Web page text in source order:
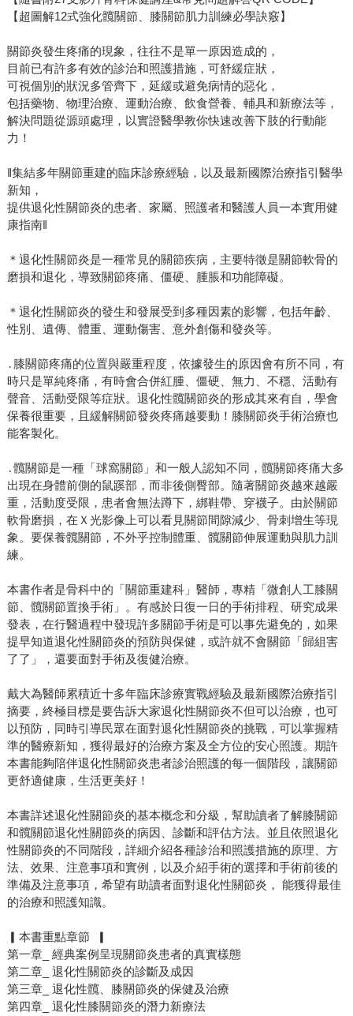
【超圖解12式強化髖關節、膝關節肌力訓練必學訣竅】
關節炎發生疼痛的現象，往往不是單一原因造成的，
目前已有許多有效的診治和照護措施，可舒緩症狀，
可視個別的狀況多管齊下，延緩或避免病情的惡化，
包括藥物、物理治療、運動治療、飲食營養、輔具和新療法等，
解決問題從源頭處理，以實證醫學教你快速改善下肢的行動能
力！
‖集結多年關節重建的臨床診療經驗，以及最新國際治療指引醫學
新知，
提供退化性關節炎的患者、家屬、照護者和醫護人員一本實用健
康指南‖
＊退化性關節炎是一種常見的關節疾病，主要特徵是關節軟骨的
磨損和退化，導致關節疼痛、僵硬、腫脹和功能障礙。
＊退化性關節炎的發生和發展受到多種因素的影響，包括年齡、
性別、遺傳、體重、運動傷害、意外創傷和發炎等。
․膝關節疼痛的位置與嚴重程度，依據發生的原因會有所不同，有
時只是單純疼痛，有時會合併紅腫、僵硬、無力、不穩、活動有
聲音、活動受限等症狀。退化性髖關節炎的形成其來有自，學會
保養很重要，且緩解關節發炎疼痛越要動！膝關節炎手術治療也
能客製化。
․髖關節是一種「球窩關節」和一般人認知不同，髖關節疼痛大多
出現在身體前側的鼠蹊部，而非後側臀部。隨著關節炎越來越嚴
重，活動度受限，患者會無法蹲下，綁鞋帶、穿襪子。由於關節
軟骨磨損，在Ｘ光影像上可以看見關節間隙減少、骨刺增生等現
象。要保養髖關節，不外乎控制體重、髖關節伸展運動與肌力訓
練。
本書作者是骨科中的「關節重建科」醫師，專精「微創人工膝關
節、髖關節置換手術」。有感於日復一日的手術排程、研究成果
發表，在行醫過程中發現許多關節手術是可以事先避免的，如果
提早知道退化性關節炎的預防與保健，或許就不會關節「歸組害
了了」，還要面對手術及復健治療。
戴大為醫師累積近十多年臨床診療實戰經驗及最新國際治療指引
摘要，終極目標是要告訴大家退化性關節炎不但可以治療，也可
以預防，同時引導民眾在面對退化性關節炎的挑戰，可以掌握精
準的醫療新知，獲得最好的治療方案及全方位的安心照護。期許
本書能夠陪伴退化性關節炎患者診治照護的每一個階段，讓關節
更舒適健康，生活更美好！
本書詳述退化性關節炎的基本概念和分級，幫助讀者了解膝關節
和髖關節退化性關節炎的病因、診斷和評估方法。並且依照退化
性關節炎的不同階段，詳細介紹各種診治和照護措施的原理、方
法、效果、注意事項和實例，以及介紹手術的選擇和手術前後的
準備及注意事項，希望有助讀者面對退化性關節炎， 能獲得最佳
的治療和照護知識。
▎本書重點章節 ▎
第一章_ 經典案例呈現關節炎患者的真實樣態
第二章_ 退化性關節炎的診斷及成因
第三章_ 退化性髖、膝關節炎的保健及治療
第四章_ 退化性膝關節炎的潛力新療法